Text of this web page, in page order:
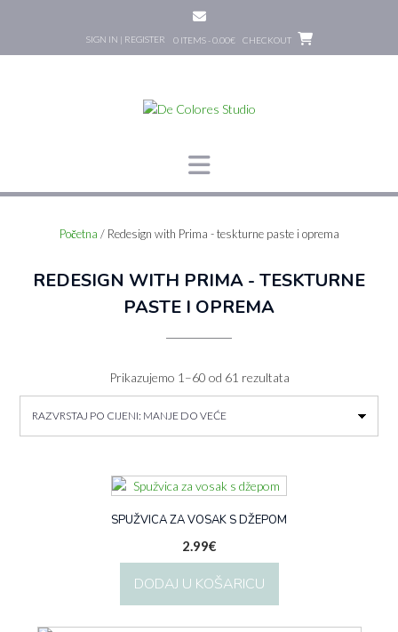
SIGN IN | REGISTER 0 ITEMS - 0.00€ CHECKOUT
Početna / Redesign with Prima - teskturne paste i oprema
REDESIGN WITH PRIMA - TESKTURNE
PASTE I OPREMA
Prikazujemo 1–60 od 61 rezultataPoredano
po
od
SPUŽVICA ZA VOSAK S DŽEPOM
2.99€
DODAJ U KOŠARICU